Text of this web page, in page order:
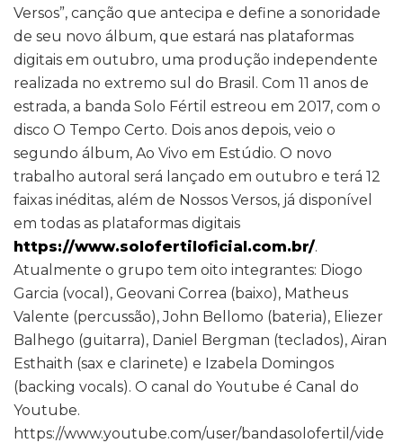
Versos”, canção que antecipa e define a sonoridade
de seu novo álbum, que estará nas plataformas
digitais em outubro, uma produção independente
realizada no extremo sul do Brasil. Com 11 anos de
estrada, a banda Solo Fértil estreou em 2017, com o
disco O Tempo Certo. Dois anos depois, veio o
segundo álbum, Ao Vivo em Estúdio. O novo
trabalho autoral será lançado em outubro e terá 12
faixas inéditas, além de Nossos Versos, já disponível
em todas as plataformas digitais
https://www.solofertiloficial.com.br/.
Atualmente o grupo tem oito integrantes: Diogo
Garcia (vocal), Geovani Correa (baixo), Matheus
Valente (percussão), John Bellomo (bateria), Eliezer
Balhego (guitarra), Daniel Bergman (teclados), Airan
Esthaith (sax e clarinete) e Izabela Domingos
(backing vocals). O canal do Youtube é Canal do
Youtube.
https://www.youtube.com/user/bandasolofertil/vide